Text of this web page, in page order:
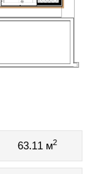
63.11 м2